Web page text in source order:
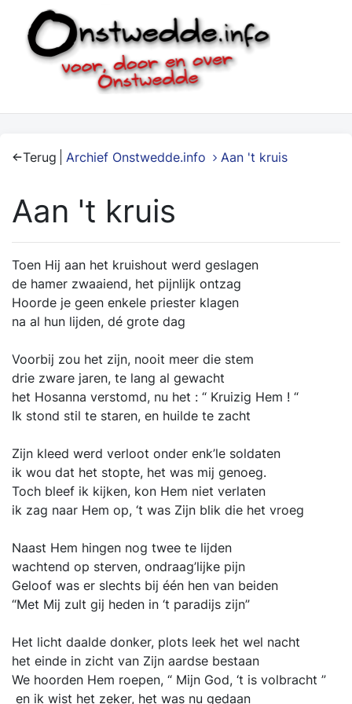
Terug Archief Onstwedde.info Aan 't kruis
Aan 't kruis
Toen Hij aan het kruishout werd geslagen
de hamer zwaaiend, het pijnlijk ontzag
Hoorde je geen enkele priester klagen
na al hun lijden, dé grote dag
Voorbij zou het zijn, nooit meer die stem
drie zware jaren, te lang al gewacht
het Hosanna verstomd, nu het : “ Kruizig Hem ! “
Ik stond stil te staren, en huilde te zacht
Zijn kleed werd verloot onder enk’le soldaten
ik wou dat het stopte, het was mij genoeg.
Toch bleef ik kijken, kon Hem niet verlaten
ik zag naar Hem op, ‘t was Zijn blik die het vroeg
Naast Hem hingen nog twee te lijden
wachtend op sterven, ondraag’lijke pijn
Geloof was er slechts bij één hen van beiden
“Met Mij zult gij heden in ‘t paradijs zijn”
Het licht daalde donker, plots leek het wel nacht
het einde in zicht van Zijn aardse bestaan
We hoorden Hem roepen, “ Mijn God, ‘t is volbracht ”
en ik wist het zeker, het was nu gedaan